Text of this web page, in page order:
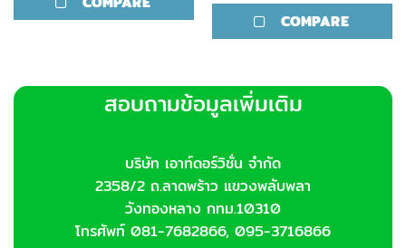
has
options
may
the
product
page
product
has
The
options
on
page
COMPARE
สอบถามข้อมูลเพิ่มเติม
บริษัท เอาท์ดอร์วิชั่น จำกัด
2358/2 ถ.ลาดพร้าว แขวงพลับพลา
วังทองหลาง กทม.10310
โทรศัพท์ 081-7682866, 095-3716866